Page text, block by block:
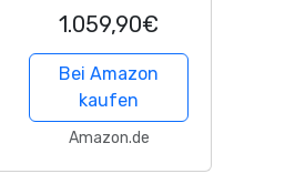
1.059,90€
Bei Amazon
kaufen
Amazon.de